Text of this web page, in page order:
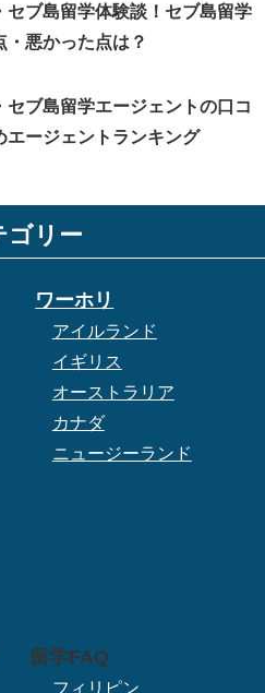
セブ島留学体験談！セブ島留学
・悪かった点は？
セブ島留学エージェントの口コ
エージェントランキング
ゴリー
ワーホリ
アイルランド
イギリス
オーストラリア
カナダ
ニュージーランド
留学FAQ
フィリピン